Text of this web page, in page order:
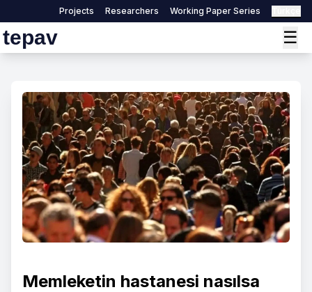
Projects Researchers Working Paper Series
tepav ☰
Memleketin hastanesi nasılsa